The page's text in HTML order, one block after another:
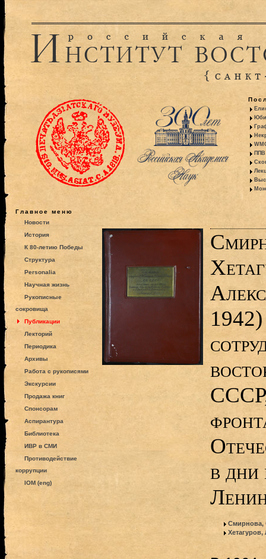
ППВ
Главное меню
Новости
История
К 80-летию Победы
Структура
Personalia
Научная жизнь
Рукописные
сокровища
Публикации
Лекторий
Периодика
Архивы
Работа с рукописями
Экскурсии
Продажа книг
Спонсорам
Аспирантура
Библиотека
ИВР в СМИ
Противодействие
коррупции
IOM (eng)
в дни
Смирнова,